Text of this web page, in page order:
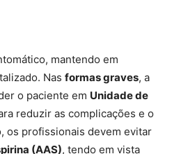
mantendo em
Nas formas graves, a
o paciente em Unidade de
reduzir as complicações e o
os profissionais devem evitar
(AAS), tendo em vista